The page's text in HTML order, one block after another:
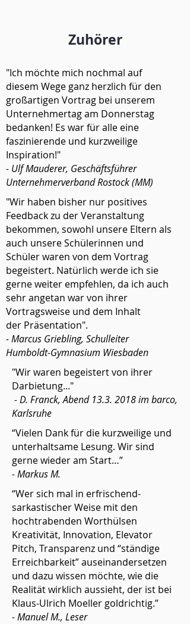
Zuhörer
"Ich möchte mich nochmal auf
diesem Wege ganz herzlich für den
großartigen Vortrag bei unserem
Unternehmertag am Donnerstag
bedanken! Es war für alle eine
faszinierende und kurzweilige
Inspiration!"
- Ulf Mauderer, Geschäftsführer
Unternehmerverband Rostock (MM)
"Wir haben bisher nur positives
Feedback zu der Veranstaltung
bekommen, sowohl unsere Eltern als
auch unsere Schülerinnen und
Schüler waren von dem Vortrag
begeistert. Natürlich werde ich sie
gerne weiter empfehlen, da ich auch
sehr angetan war von ihrer
Vortragsweise und dem Inhalt
der Präsentation".
-Marcus Griebling, Schulleiter
Humboldt-Gymnasium Wiesbaden
"Wir waren begeistert von ihrer
Darbietung..."
- D. Franck, Abend 13.3. 2018im barco,
Karlsruhe
“Vielen Dank für die kurzweilige und
unterhaltsame Lesung. Wir sind
gerne wieder am Start…”
- Markus M.
“Wer sich mal in erfrischend-
sarkastischer Weise mit den
hochtrabenden Worthülsen
Kreativität, Innovation, Elevator
Pitch, Transparenz und “ständige
Erreichbarkeit” auseinandersetzen
und dazu wissen möchte, wie die
Realität wirklich aussieht, der ist bei
Klaus-Ulrich Moeller goldrichtig.”
- Manuel M., Leser